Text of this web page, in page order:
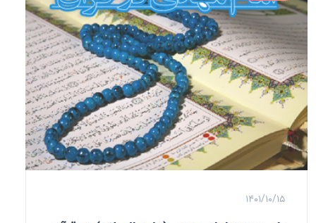
1401/10/15